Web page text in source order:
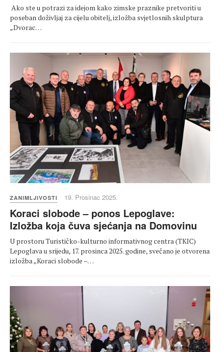
Ako ste u potrazi za idejom kako zimske praznike pretvoriti u
poseban doživljaj za cijelu obitelj, izložba svjetlosnih skulptura
„Dvorac…
ZANIMLJIVOSTI 19. Prosinac 2025.
Koraci slobode – ponos Lepoglave:
Izložba koja čuva sjećanja na Domovinu
U prostoru Turističko-kulturno informativnog centra (TKIC)
Lepoglava u srijedu, 17. prosinca 2025. godine, svečano je otvorena
izložba „Koraci slobode –…